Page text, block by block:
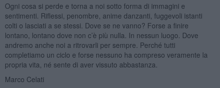
Ogni cosa si perde e torna a noi sotto forma di immagini e
sentimenti. Riflessi, penombre, anime danzanti, fuggevoli istanti
colti o lasciati a se stessi. Dove se ne vanno? Forse a finire
lontano, lontano dove non c’è più nulla. In nessun luogo. Dove
andremo anche noi a ritrovarli per sempre. Perché tutti
completiamo un ciclo e forse nessuno ha compreso veramente la
propria vita, né sente di aver vissuto abbastanza.
Marco Celati